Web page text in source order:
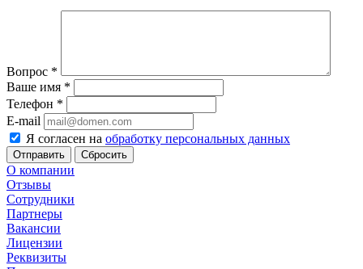
Вопрос *
Ваше имя *
Телефон *
E-mail
Я согласен на обработку персональных данных
Сбросить
О компании
Отзывы
Сотрудники
Партнеры
Вакансии
Лицензии
Реквизиты